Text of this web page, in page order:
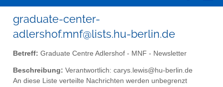
graduate-center-
adlershof.mnf@lists.hu-berlin.de
Betreff: Graduate Centre Adlershof - MNF - Newsletter
Beschreibung: Verantwortlich: carys.lewis@hu-berlin.de
An diese Liste verteilte Nachrichten werden unbegrenzt